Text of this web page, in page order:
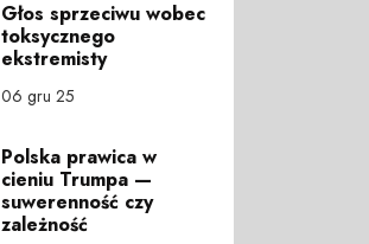
Głos sprzeciwu wobec
toksycznego
ekstremisty
06 gru 25
Polska prawica w
cieniu Trumpa —
suwerenność czy
zależność